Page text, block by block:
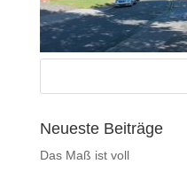
Neueste Beiträge
Das Maß ist voll